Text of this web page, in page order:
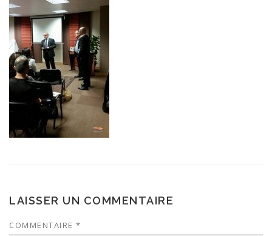
LAISSER UN COMMENTAIRE
COMMENTAIRE *